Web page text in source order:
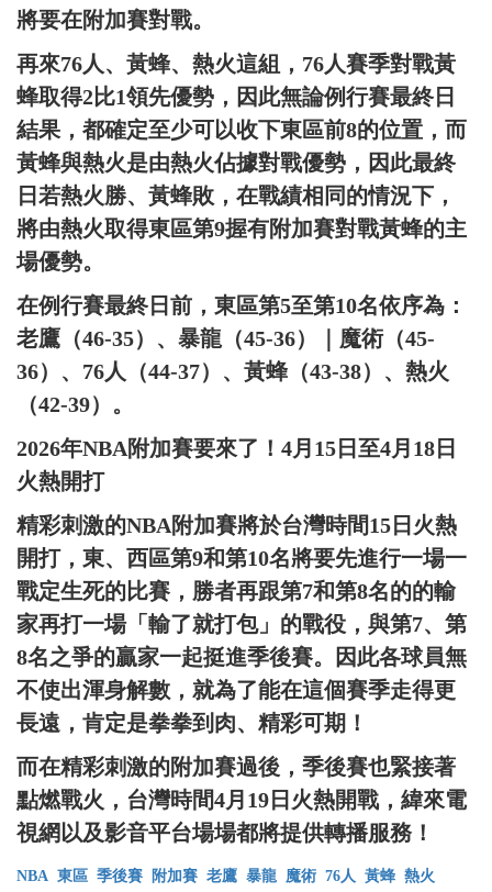
將要在附加賽對戰。
再來76人、黃蜂、熱火這組，76人賽季對戰黃
蜂取得2比1領先優勢，因此無論例行賽最終日
結果，都確定至少可以收下東區前8的位置，而
黃蜂與熱火是由熱火佔據對戰優勢，因此最終
日若熱火勝、黃蜂敗，在戰績相同的情況下，
將由熱火取得東區第9握有附加賽對戰黃蜂的主
場優勢。
在例行賽最終日前，東區第5至第10名依序為：
老鷹（46-35）、暴龍（45-36）｜魔術（45-
36）、76人（44-37）、黃蜂（43-38）、熱火
（42-39）。
2026年NBA附加賽要來了！4月15日至4月18日
火熱開打
精彩刺激的NBA附加賽將於台灣時間15日火熱
開打，東、西區第9和第10名將要先進行一場一
戰定生死的比賽，勝者再跟第7和第8名的的輸
家再打一場「輸了就打包」的戰役，與第7、第
8名之爭的贏家一起挺進季後賽。因此各球員無
不使出渾身解數，就為了能在這個賽季走得更
長遠，肯定是拳拳到肉、精彩可期！
而在精彩刺激的附加賽過後，季後賽也緊接著
點燃戰火，台灣時間4月19日火熱開戰，緯來電
視網以及影音平台場場都將提供轉播服務！
NBA 東區 季後賽 附加賽 老鷹 暴龍 魔術 76人 黃蜂 熱火